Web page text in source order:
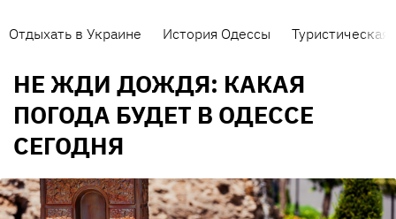
Отдыхать в Украине История Одессы Туристическая
НЕ ЖДИ ДОЖДЯ: КАКАЯ
ПОГОДА БУДЕТ В ОДЕССЕ
СЕГОДНЯ